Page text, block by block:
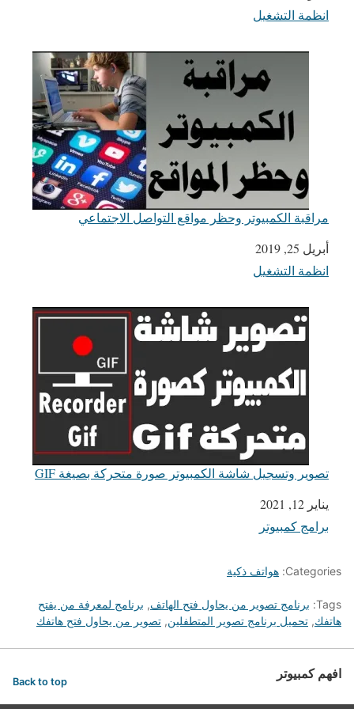
في ما يتعلق بما يأتي
انظمة التشغيل
مراقبة الكمبيوتر وحظر مواقع التواصل الاجتماعي
التاريخ
أبريل 25, 2019
في ما يتعلق بما يأتي
انظمة التشغيل
تصوير وتسجيل شاشة الكمبيوتر صورة متحركة بصيغة GIF
التاريخ
يناير 12, 2021
في ما يتعلق بما يأتي
برامج كمبيوتر
Categories: هواتف ذكية
Tags: برنامج تصوير من يحاول فتح الهاتف, برنامج لمعرفة من يفتح
هاتفك, تحميل برنامج تصوير المتطفلين, تصوير من يحاول فتح هاتفك
افهم كمبيوتر Back to top